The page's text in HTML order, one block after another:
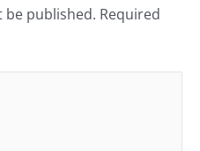
be published. Required